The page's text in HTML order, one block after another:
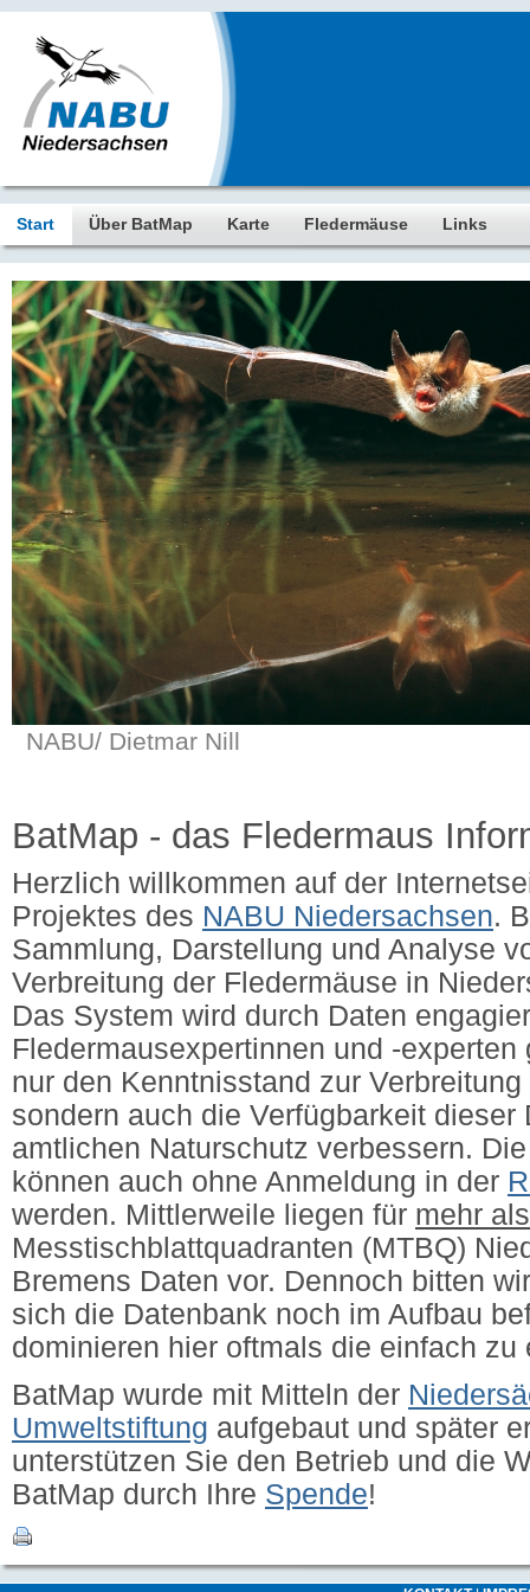
Start Über BatMap Karte Fledermäuse Links
NABU/ Dietmar Nill
BatMap - das Fledermaus
Herzlich willkommen auf der
Projektes des NABU Niedersachsen.
Sammlung, Darstellung und Analyse
Verbreitung der Fledermäuse in
Das System wird durch Daten
Fledermausexpertinnen und -
nur den Kenntnisstand zur
sondern auch die Verfügbarkeit dieser
amtlichen Naturschutz verbessern.
können auch ohne Anmeldung in der
werden. Mittlerweile liegen für mehr
Messtischblattquadranten (MTBQ)
Bremens Daten vor. Dennoch bitten
sich die Datenbank noch im Aufbau
dominieren hier oftmals die einfach zu
BatMap wurde mit Mitteln der
Umweltstiftung aufgebaut und später
unterstützen Sie den Betrieb und die
BatMap durch Ihre Spende!